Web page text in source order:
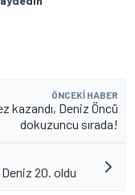
ÖNCEKI HABER
kazandı, Deniz Öncü
dokuzuncu sırada!
20. oldu